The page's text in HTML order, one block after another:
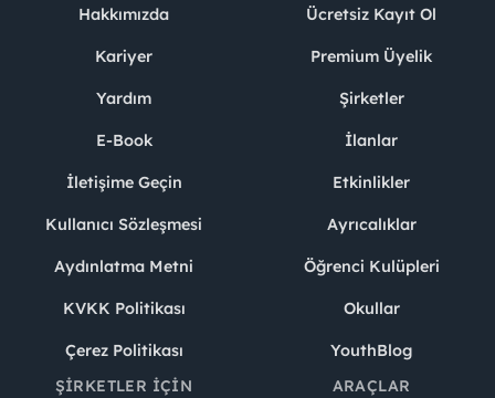
Hakkımızda
Kariyer
Yardım
E-Book
İletişime Geçin
Kullanıcı Sözleşmesi
Aydınlatma Metni
KVKK Politikası
Çerez Politikası
Ücretsiz Kayıt Ol
Premium Üyelik
Şirketler
İlanlar
Etkinlikler
Ayrıcalıklar
Öğrenci Kulüpleri
Okullar
YouthBlog
ŞIRKETLER İÇIN
ARAÇLAR